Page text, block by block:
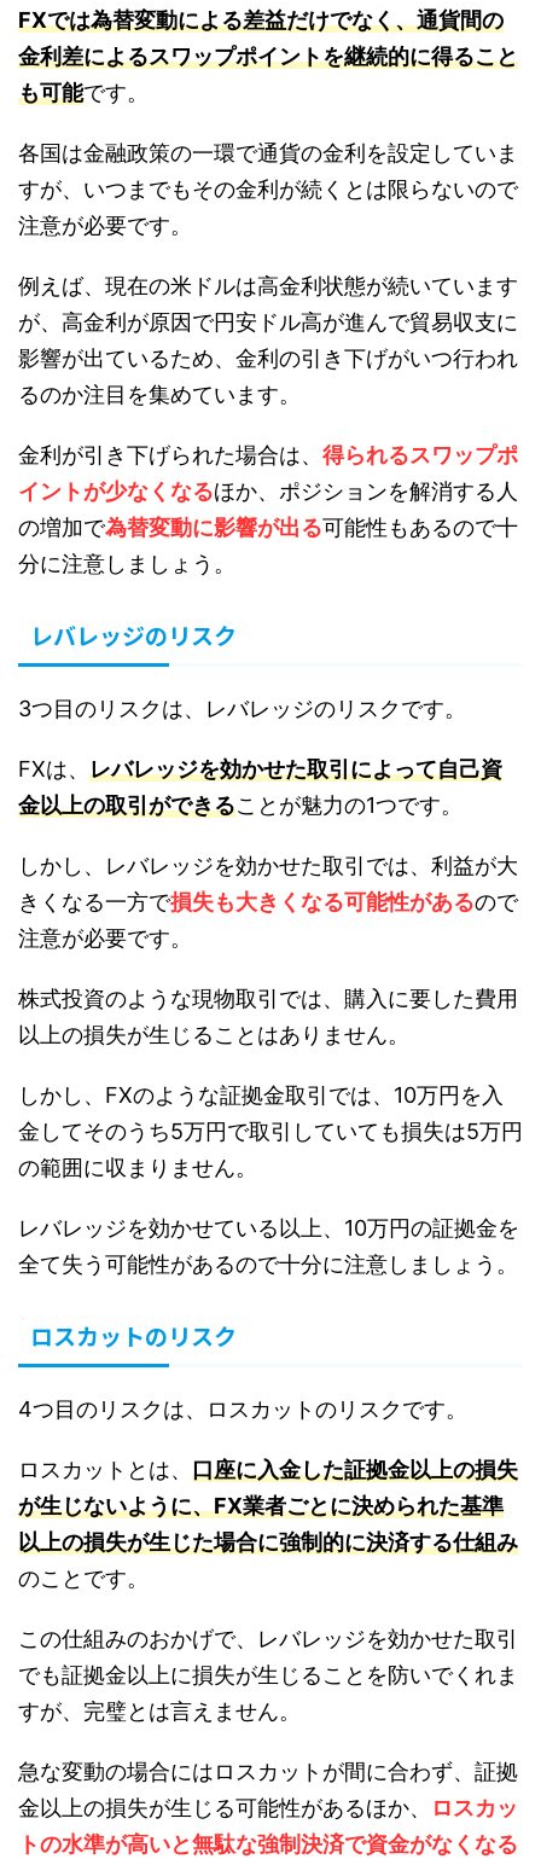
FXでは為替変動による差益だけでなく、通貨間の
金利差によるスワップポイントを継続的に得ること
も可能です。
各国は金融政策の一環で通貨の金利を設定していま
すが、いつまでもその金利が続くとは限らないので
注意が必要です。
例えば、現在の米ドルは高金利状態が続いています
が、高金利が原因で円安ドル高が進んで貿易収支に
影響が出ているため、金利の引き下げがいつ行われ
るのか注目を集めています。
金利が引き下げられた場合は、 得られるスワップポ
イントが少なくなるほか、ポジションを解消する人
の増加で為替変動に影響が出る可能性もあるので十
分に注意しましょう。
レバレッジのリスク
3つ目のリスクは、レバレッジのリスクです。
FXは、 レバレッジを効かせた取引によって自己資
金以上の取引ができることが魅力の1つです。
しかし、レバレッジを効かせた取引では、利益が大
きくなる一方で損失も大きくなる可能性があるので
注意が必要です。
株式投資のような現物取引では、購入に要した費用
以上の損失が生じることはありません。
しかし、FXのような証拠金取引では、10万円を入
金してそのうち5万円で取引していても損失は5万円
の範囲に収まりません。
レバレッジを効かせている以上、10万円の証拠金を
全て失う可能性があるので十分に注意しましょう。
ロスカットのリスク
4つ目のリスクは、ロスカットのリスクです。
ロスカットとは、 口座に入金した証拠金以上の損失
が生じないように、FX業者ごとに決められた基準
以上の損失が生じた場合に強制的に決済する仕組み
のことです。
この仕組みのおかげで、レバレッジを効かせた取引
でも証拠金以上に損失が生じることを防いでくれま
すが、完璧とは言えません。
急な変動の場合にはロスカットが間に合わず、証拠
金以上の損失が生じる可能性があるほか、
ロスカッ
トの水準が高いと無駄な強制決済で資金がなくなる